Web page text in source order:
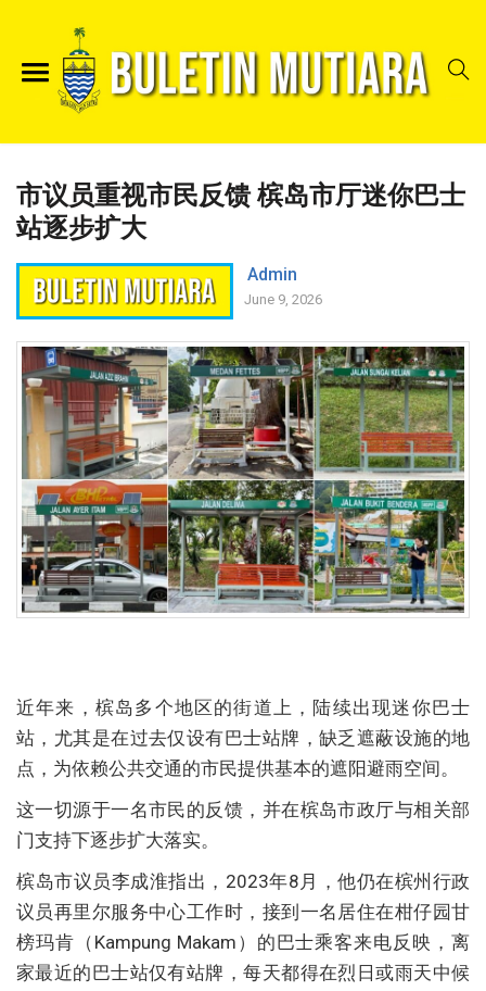
市议员重视市民反馈 槟岛市厅迷你巴士
站逐步扩大
Admin
June 9, 2026
近年来，槟岛多个地区的街道上，陆续出现迷你巴士
站，尤其是在过去仅设有巴士站牌，缺乏遮蔽设施的地
点，为依赖公共交通的市民提供基本的遮阳避雨空间。
这一切源于一名市民的反馈，并在槟岛市政厅与相关部
门支持下逐步扩大落实。
槟岛市议员李成淮指出，2023年8月，他仍在槟州行政
议员再里尔服务中心工作时，接到一名居住在柑仔园甘
榜玛肯（Kampung Makam）的巴士乘客来电反映，离
家最近的巴士站仅有站牌，每天都得在烈日或雨天中候